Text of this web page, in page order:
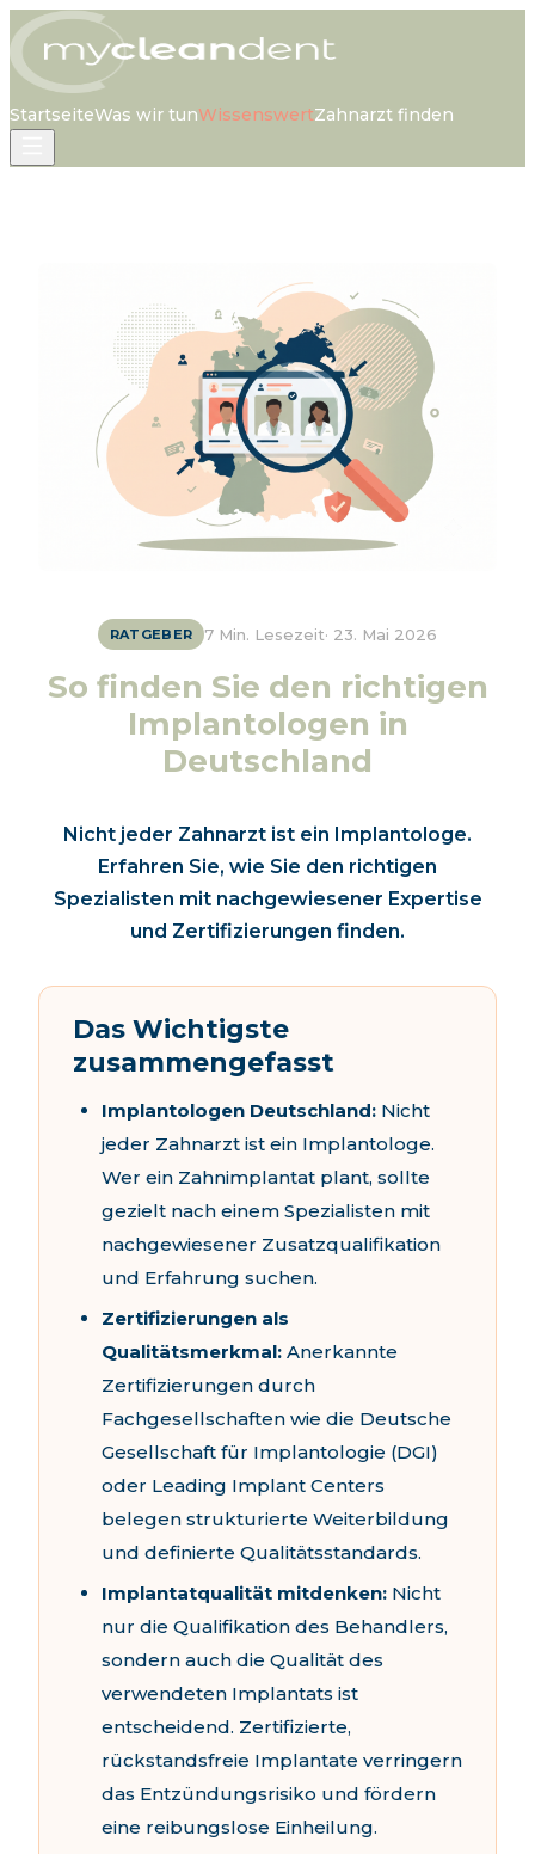
StartseiteWas wir tunWissenswertZahnarzt finden
RATGEBER 7 Min. Lesezeit· 23. Mai 2026
So finden Sie den richtigen
Implantologen in
Deutschland
Nicht jeder Zahnarzt ist ein Implantologe.
Erfahren Sie, wie Sie den richtigen
Spezialisten mit nachgewiesener Expertise
und Zertifizierungen finden.
Das Wichtigste
zusammengefasst
Implantologen Deutschland: Nicht
jeder Zahnarzt ist ein Implantologe.
Wer ein Zahnimplantat plant, sollte
gezielt nach einem Spezialisten mit
nachgewiesener Zusatzqualifikation
und Erfahrung suchen.
Zertifizierungen als
Qualitätsmerkmal: Anerkannte
Zertifizierungen durch
Fachgesellschaften wie die Deutsche
Gesellschaft für Implantologie (DGI)
oder Leading Implant Centers
belegen strukturierte Weiterbildung
und definierte Qualitätsstandards.
Implantatqualität mitdenken: Nicht
nur die Qualifikation des Behandlers,
sondern auch die Qualität des
verwendeten Implantats ist
entscheidend. Zertifizierte,
rückstandsfreie Implantate verringern
das Entzündungsrisiko und fördern
eine reibungslose Einheilung.